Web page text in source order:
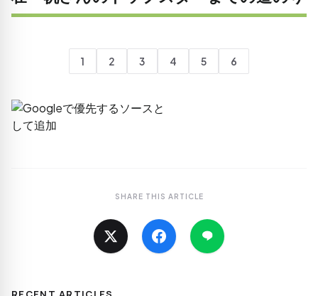
1 2 3 4 5 6
SHARE THIS ARTICLE